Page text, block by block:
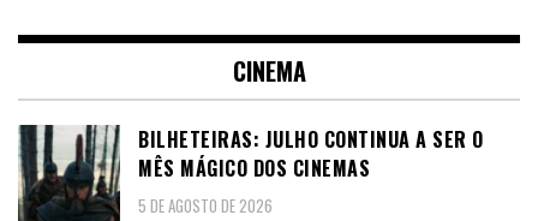
CINEMA
BILHETEIRAS: JULHO CONTINUA A SER O
MÊS MÁGICO DOS CINEMAS
5 DE AGOSTO DE 2026